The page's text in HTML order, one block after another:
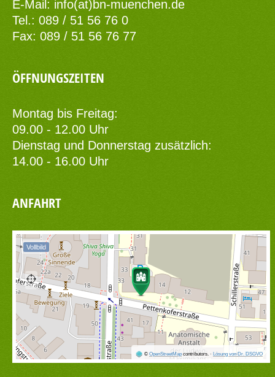
E-Mail: info(at)bn-muenchen.de
Tel.: 089 / 51 56 76 0
Fax: 089 / 51 56 76 77
ÖFFNUNGSZEITEN
Montag bis Freitag:
09.00 - 12.00 Uhr
Dienstag und Donnerstag zusätzlich:
14.00 - 16.00 Uhr
ANFAHRT
© OpenStreetMapcontributors. · Lösung von Dr. DSGVO
Vollbild